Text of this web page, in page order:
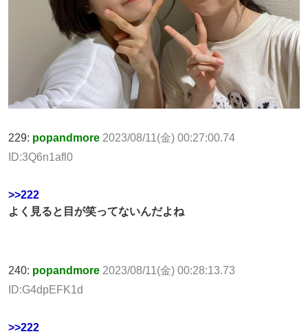
229: popandmore 2023/08/11(金) 00:27:00.74
ID:3Q6n1afl0
>>222
よく見ると目が笑ってないんだよね
240: popandmore 2023/08/11(金) 00:28:13.73
ID:G4dpEFK1d
>>222